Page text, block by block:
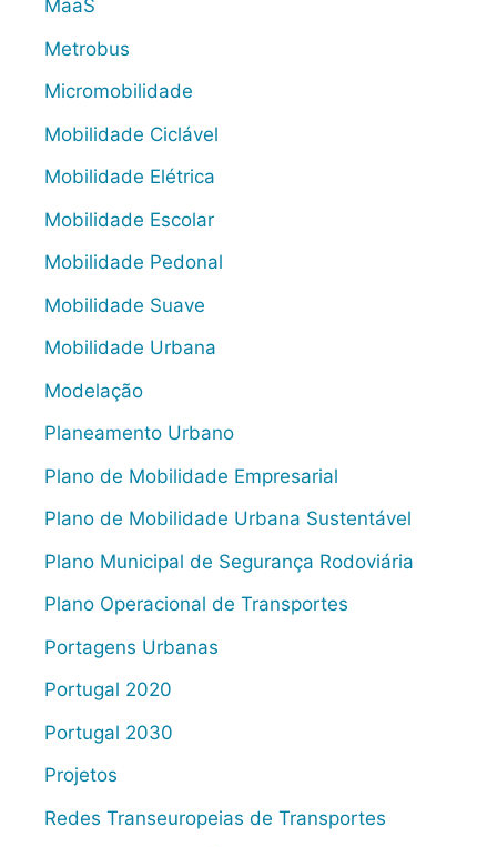
MaaS
Metrobus
Micromobilidade
Mobilidade Ciclável
Mobilidade Elétrica
Mobilidade Escolar
Mobilidade Pedonal
Mobilidade Suave
Mobilidade Urbana
Modelação
Planeamento Urbano
Plano de Mobilidade Empresarial
Plano de Mobilidade Urbana Sustentável
Plano Municipal de Segurança Rodoviária
Plano Operacional de Transportes
Portagens Urbanas
Portugal 2020
Portugal 2030
Projetos
Redes Transeuropeias de Transportes